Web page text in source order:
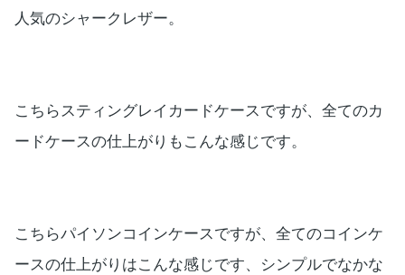
人気のシャークレザー。
こちらスティングレイカードケースですが、全てのカ
ードケースの仕上がりもこんな感じです。
こちらパイソンコインケースですが、全てのコインケ
ースの仕上がりはこんな感じです、シンプルでなかな